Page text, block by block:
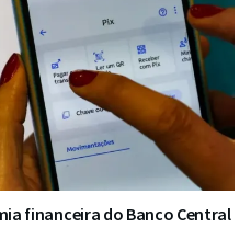
financeira do Banco Central